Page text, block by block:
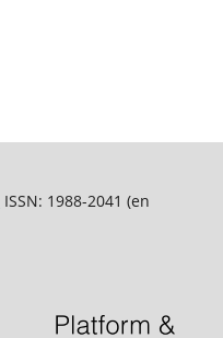
ISSN: 1988-2041 (en